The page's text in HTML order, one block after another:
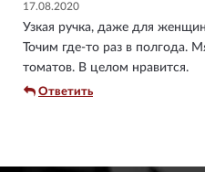
17.08.2020
Узкая ручка, даже для
Точим где-то раз в полгода.
томатов. В целом нравится.
Ответить